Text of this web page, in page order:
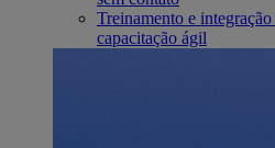
Treinamento e integração
capacitação ágil